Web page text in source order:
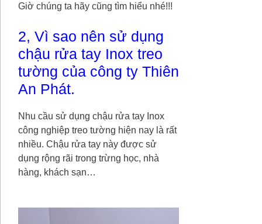
Giờ chúng ta hãy cũng tìm hiểu nhé!!!
2, Vì sao nên sử dụng
chậu rửa tay Inox treo
tường của công ty Thiên
An Phát.
Nhu cầu sử dụng chậu rửa tay Inox
công nghiệp treo tường hiện nay là rất
nhiều. Chậu rửa tay này được sử
dụng rộng rãi trong trừng học, nhà
hàng, khách sạn…